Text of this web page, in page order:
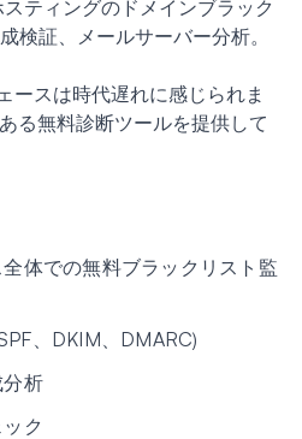
スティングのドメインブラック
検証、メールサーバー分析。
ースは時代遅れに感じられま
る無料診断ツールを提供して
体での無料ブラックリスト監
、DKIM、DMARC)
分析
ク